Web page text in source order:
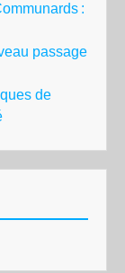
:
passage
de